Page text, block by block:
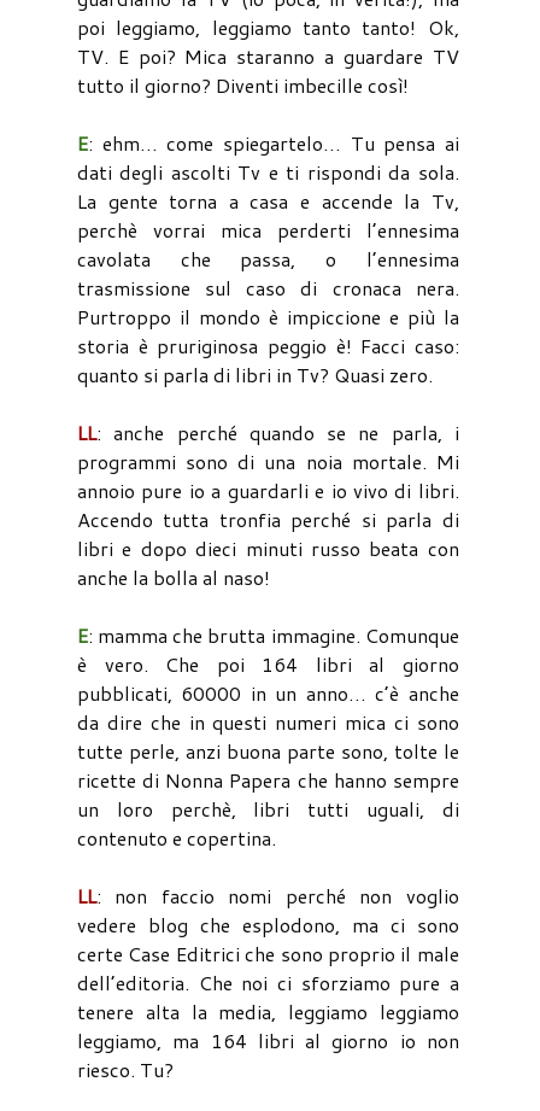
poi leggiamo, leggiamo tanto tanto! Ok,
TV. E poi? Mica staranno a guardare TV
tutto il giorno? Diventi imbecille così!
E: ehm… come spiegartelo… Tu pensa ai
dati degli ascolti Tv e ti rispondi da sola.
La gente torna a casa e accende la Tv,
perchè vorrai mica perderti l’ennesima
cavolata che passa, o l’ennesima
trasmissione sul caso di cronaca nera.
Purtroppo il mondo è impiccione e più la
storia è pruriginosa peggio è! Facci caso:
quanto si parla di libri in Tv? Quasi zero.
LL: anche perché quando se ne parla, i
programmi sono di una noia mortale. Mi
annoio pure io a guardarli e io vivo di libri.
Accendo tutta tronfia perché si parla di
libri e dopo dieci minuti russo beata con
anche la bolla al naso!
E: mamma che brutta immagine. Comunque
è vero. Che poi 164 libri al giorno
pubblicati, 60000 in un anno… c’è anche
da dire che in questi numeri mica ci sono
tutte perle, anzi buona parte sono, tolte le
ricette di Nonna Papera che hanno sempre
un loro perchè, libri tutti uguali, di
contenuto e copertina.
LL: non faccio nomi perché non voglio
vedere blog che esplodono, ma ci sono
certe Case Editrici che sono proprio il male
dell’editoria. Che noi ci sforziamo pure a
tenere alta la media, leggiamo leggiamo
leggiamo, ma 164 libri al giorno io non
riesco. Tu?